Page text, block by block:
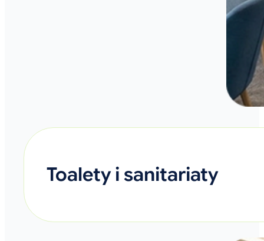
Toalety i sanitariaty